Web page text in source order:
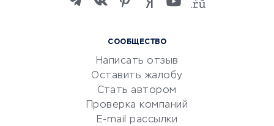
Маркетинг и продажи
Репетиторство
Красота и здоровье
Сервисы по поиску работы
Сетевой маркетинг
СООБЩЕСТВО
Написать отзыв
Оставить жалобу
Стать автором
Проверка компаний
E-mail рассылки